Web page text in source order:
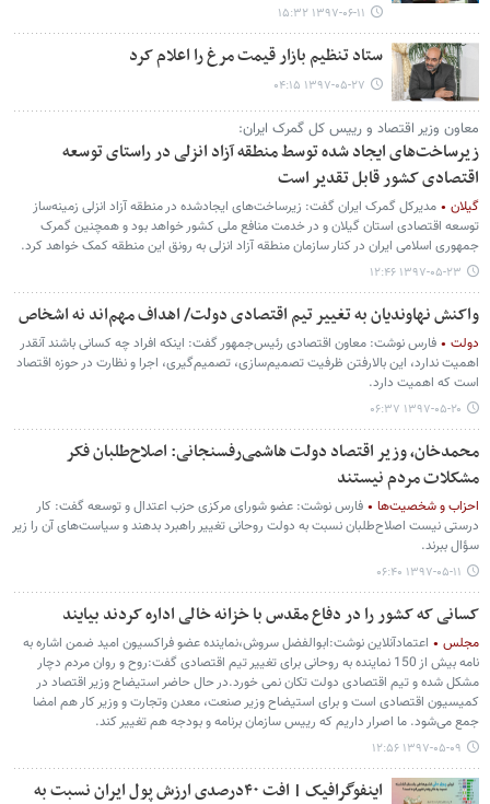
۱۳۹۷-۰۶-۱۱ ۱۵:۳۲
ستاد تنظیم بازار قیمت مرغ را اعلام کرد
۱۳۹۷-۰۵-۲۷ ۰۴:۱۵
معاون وزیر اقتصاد و رییس کل گمرک ایران:
زیرساخت‌های ایجاد شده توسط منطقه آزاد انزلی در راستای توسعه
اقتصادی کشور قابل تقدیر است
گیلان
مدیرکل گمرک ایران گفت: زیرساخت‌های ایجادشده در منطقه آزاد انزلی زمینه‌ساز
توسعه اقتصادی استان گیلان و در خدمت منافع ملی کشور خواهد بود و همچنین گمرک
جمهوری اسلامی ایران در کنار سازمان منطقه آزاد انزلی به رونق این منطقه کمک خواهد کرد.
۱۳۹۷-۰۵-۲۳ ۱۲:۴۶
واکنش نهاوندیان به تغییر تیم اقتصادی دولت/ اهداف مهم‌اند نه اشخاص
دولت
فارس نوشت: معاون اقتصادی رئیس‌جمهور گفت: اینکه افراد چه کسانی باشند آنقدر
اهمیت ندارد، این بالارفتن ظرفیت تصمیم‌سازی، تصمیم‌گیری، اجرا و نظارت در حوزه اقتصاد
است که اهمیت دارد.
۱۳۹۷-۰۵-۲۰ ۰۶:۳۷
محمدخان، وزیر اقتصاد دولت هاشمی‌رفسنجانی: اصلاح‌طلبان فکر
مشکلات مردم نیستند
احزاب و شخصیت‌ها
فارس نوشت: عضو شورای مرکزی حزب اعتدال و توسعه گفت: کار
درستی نیست اصلاح‌طلبان نسبت به دولت روحانی تغییر راهبرد بدهند و سیاست‌های آن را زیر
سؤال ببرند.
۱۳۹۷-۰۵-۱۱ ۰۶:۴۰
کسانی که کشور را در دفاع مقدس با خزانه خالی اداره کردند بیایند
مجلس
اعتمادآنلاین نوشت:‌ابوالفضل سروش،‌نماینده عضو فراکسیون امید ضمن اشاره به
نامه بیش از 150 نماینده به روحانی برای تغییر تیم اقتصادی گفت:روح و روان مردم دچار
مشکل شده و تیم اقتصادی دولت تکان نمی خورد.در حال حاضر استیضاح وزیر اقتصاد در
کمیسیون اقتصادی است و برای استیضاح وزیر صنعت، معدن وتجارت و وزیر کار هم امضا
جمع می‌شود. ما اصرار داریم که رییس سازمان برنامه و بودجه هم تغییر کند.
۱۳۹۷-۰۵-۰۹ ۱۲:۵۶
اینفوگرافیک | افت ۴۰درصدی ارزش پول ایران نسبت به